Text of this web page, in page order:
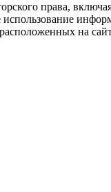
права,
на